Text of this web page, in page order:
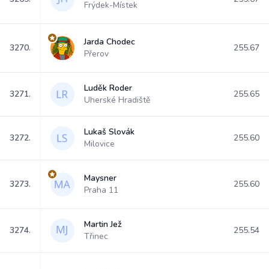
Frýdek-Místek
3270.
Jarda Chodec
Přerov
255.67
3271.
Luděk Roder
Uherské Hradiště
255.65
3272.
Lukaš Slovák
Milovice
255.60
3273.
Maysner
Praha 11
255.60
3274.
Martin Jež
Třinec
255.54